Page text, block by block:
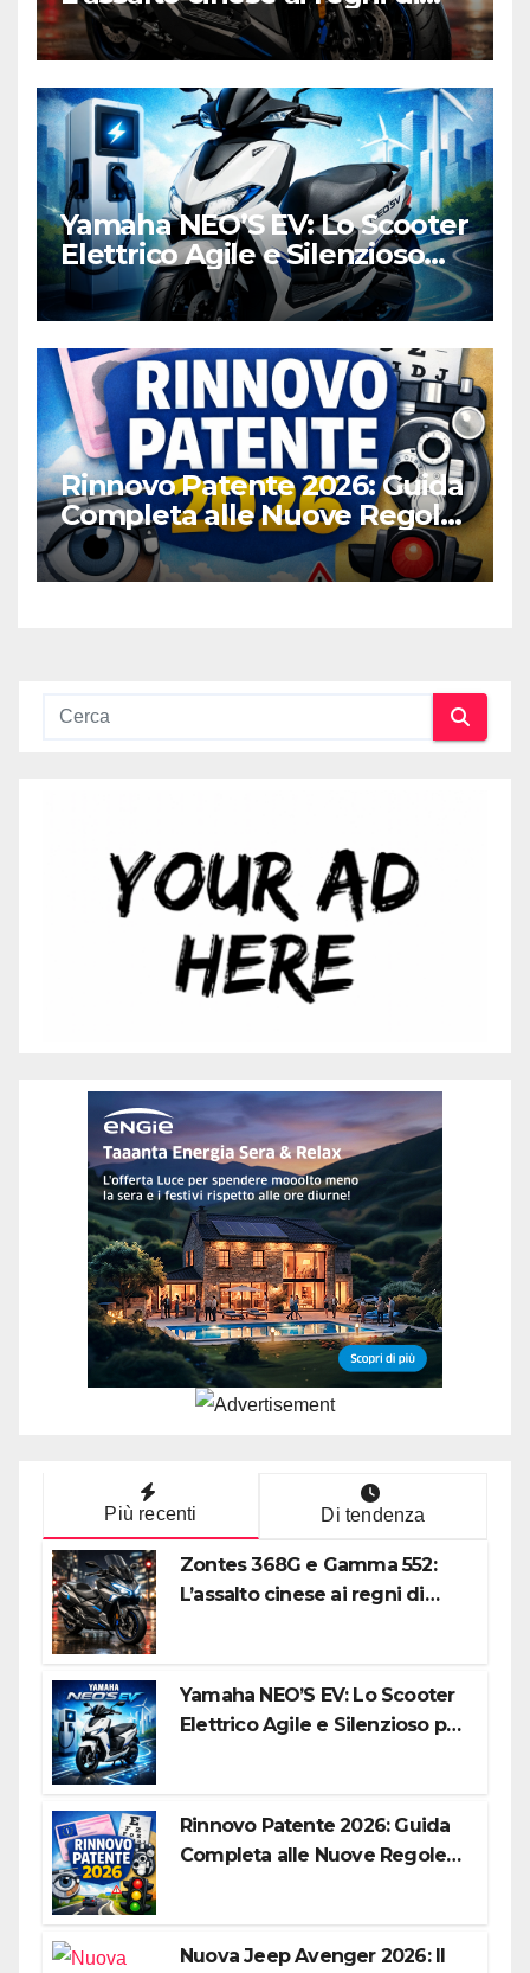
Honda e Yamaha
Yamaha NEO’S EV: Lo Scooter
Elettrico Agile e Silenzioso
per la Città
Rinnovo Patente 2026: Guida
Completa alle Nuove Regole,
Digitalizzazione e Costi
Più recenti Di tendenza
Zontes 368G e Gamma 552:
L’assalto cinese ai regni di
Yamaha NEO’S EV: Lo Scooter
Elettrico Agile e Silenzioso per
Rinnovo Patente 2026: Guida
Completa alle Nuove Regole,
Nuova Jeep Avenger 2026: Il